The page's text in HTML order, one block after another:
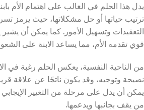
يدل هذا الحلم في الغالب على اهتمام الأم
ترتيب حياتها أو حل مشكلاتها، حيث يرمز
التعقيدات وتسهيل الأمور. كما يمكن أن
قوي تقدمه الأم، مما يساعد الابنة على
من الناحية النفسية، يعكس الحلم رغبة في
نصيحة وتوجيه، وقد يكون ناتجًا عن علاقة
يمكن أن يدل على مرحلة من التغيير
من يقف بجانبها ويدعمها.